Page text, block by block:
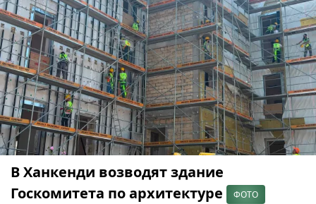
В Ханкенди возводят здание
Госкомитета по архитектуре
ФОТО